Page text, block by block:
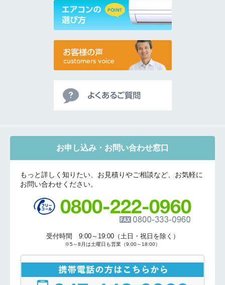
お申し込み・お問い合わせ窓口
もっと詳しく知りたい、お見積りやご相談など、お気軽に
お問い合わせください。
受付時間 9:00～19:00（土日・祝日を除く）
※5～8月は土曜日も営業（9:00～18:00）